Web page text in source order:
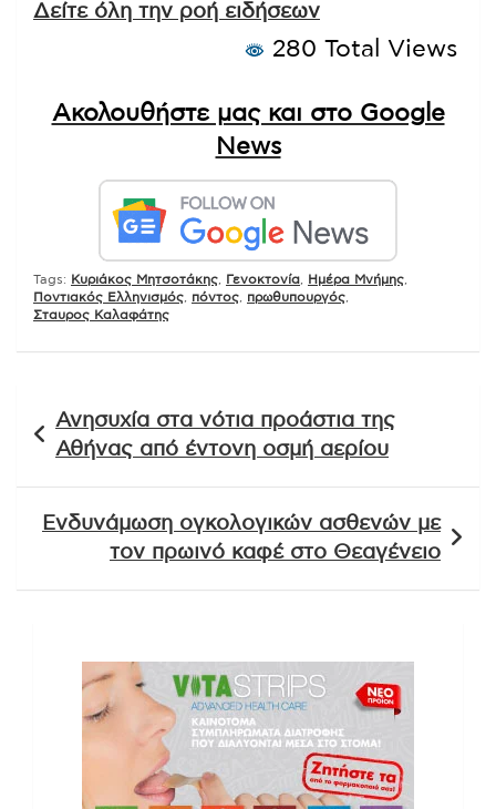
Δείτε όλη την ροή ειδήσεων
280 Total Views
Ακολουθήστε μας και στο Google
News
Tags: Kυριάκος Μητσοτάκης Γενοκτονία Ημέρα Μνήμης
Ποντιακός Ελληνισμός
πόντος πρωθυπουργός
Σταυρος Καλαφάτης
άρθρων
Ανησυχία στα νότια προάστια της
Αθήνας από έντονη οσμή αερίου
Ενδυνάμωση ογκολογικών ασθενών με
τον πρωινό καφέ στο Θεαγένειο